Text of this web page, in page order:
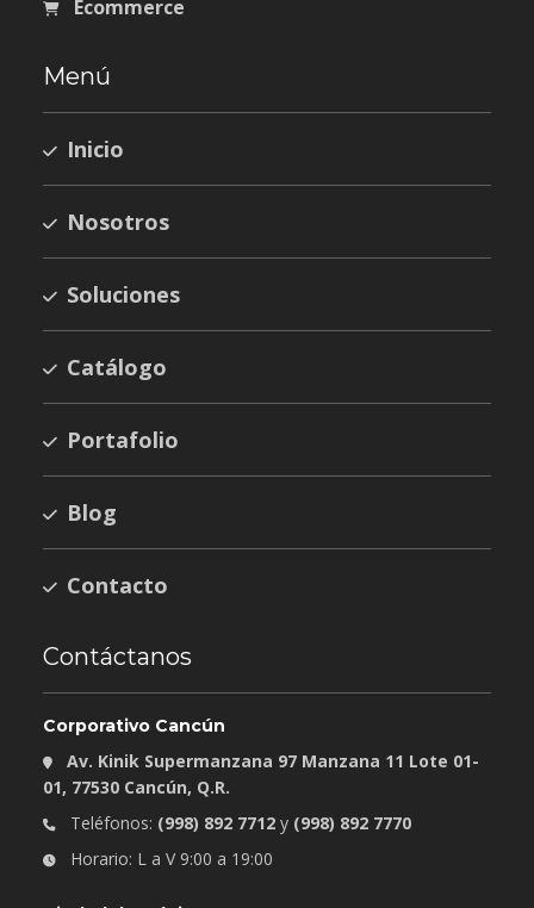
Ecommerce
Menú
Inicio
Nosotros
Soluciones
Catálogo
Portafolio
Blog
Contacto
Contáctanos
Corporativo Cancún
Av. Kinik Supermanzana 97 Manzana 11 Lote 01-
01, 77530 Cancún, Q.R.
Teléfonos: (998) 892 7712 y (998) 892 7770
Horario: L a V 9:00 a 19:00